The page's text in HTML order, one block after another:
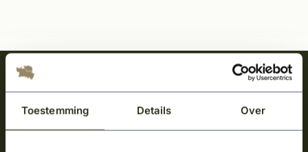
Toestemming Details Over
Meld je aan en ontvang het laatste nieuws
over onze kempische bouwstijl!
Aanmelden voor de nieuwsbrief